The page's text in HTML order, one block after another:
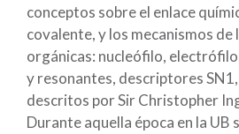
conceptos sobre el enlace
covalente, y los mecanismos de
orgánicas: nucleófilo,
y resonantes, descriptores SN1,
descritos por Sir Christopher
Durante aquella época en la UB